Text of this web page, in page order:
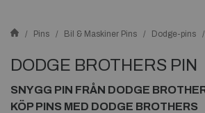
Pins Bil & Maskiner Pins Dodge-pins
DODGE BROTHERS PIN
SNYGG PIN FRÅN DODGE
KÖP PINS MED DODGE BROTHERS